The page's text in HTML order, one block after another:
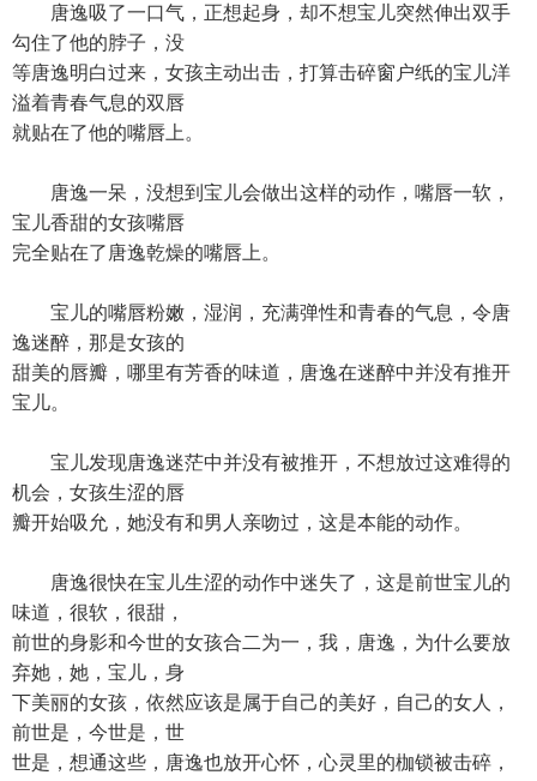
唐逸吸了一口气，正想起身，却不想宝儿突然伸出双手
勾住了他的脖子，没
等唐逸明白过来，女孩主动出击，打算击碎窗户纸的宝儿洋
溢着青春气息的双唇
就贴在了他的嘴唇上。
唐逸一呆，没想到宝儿会做出这样的动作，嘴唇一软，
宝儿香甜的女孩嘴唇
完全贴在了唐逸乾燥的嘴唇上。
宝儿的嘴唇粉嫩，湿润，充满弹性和青春的气息，令唐
逸迷醉，那是女孩的
甜美的唇瓣，哪里有芳香的味道，唐逸在迷醉中并没有推开
宝儿。
宝儿发现唐逸迷茫中并没有被推开，不想放过这难得的
机会，女孩生涩的唇
瓣开始吸允，她没有和男人亲吻过，这是本能的动作。
唐逸很快在宝儿生涩的动作中迷失了，这是前世宝儿的
味道，很软，很甜，
前世的身影和今世的女孩合二为一，我，唐逸，为什么要放
弃她，她，宝儿，身
下美丽的女孩，依然应该是属于自己的美好，自己的女人，
前世是，今世是，世
世是，想通这些，唐逸也放开心怀，心灵里的枷锁被击碎，